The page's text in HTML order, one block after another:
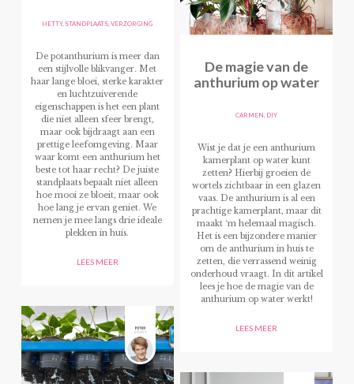
HETTY, STANDPLAATS ,VERZORGING
De potanthurium is meer dan
een stijlvolle blikvanger. Met
haar lange bloei, sterke karakter
en luchtzuiverende
eigenschappen is het een plant
die niet alleen sfeer brengt,
maar ook bijdraagt aan een
prettige leefomgeving. Maar
waar komt een anthurium het
beste tot haar recht? De juiste
standplaats bepaalt niet alleen
hoe mooi ze bloeit, maar ook
hoe lang je ervan geniet. We
nemen je mee langs drie ideale
plekken in huis.
LEES MEER
De magie van de
anthurium op water
CARMEN DIY
Wist je dat je een anthurium
kamerplant op water kunt
zetten? Hierbij groeien de
wortels zichtbaar in een glazen
vaas. De anthurium is al een
prachtige kamerplant, maar dit
maakt ‘m helemaal magisch.
Het is een bijzondere manier
om de anthurium in huis te
zetten, die verrassend weinig
onderhoud vraagt. In dit artikel
lees je hoe de magie van de
anthurium op water werkt!
LEES MEER